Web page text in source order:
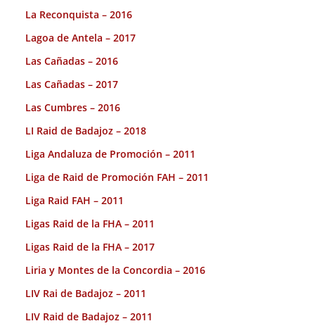
La Reconquista – 2016
Lagoa de Antela – 2017
Las Cañadas – 2016
Las Cañadas – 2017
Las Cumbres – 2016
LI Raid de Badajoz – 2018
Liga Andaluza de Promoción – 2011
Liga de Raid de Promoción FAH – 2011
Liga Raid FAH – 2011
Ligas Raid de la FHA – 2011
Ligas Raid de la FHA – 2017
Liria y Montes de la Concordia – 2016
LIV Rai de Badajoz – 2011
LIV Raid de Badajoz – 2011